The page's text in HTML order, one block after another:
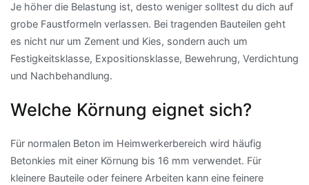
Je höher die Belastung ist, desto weniger solltest du dich auf
grobe Faustformeln verlassen. Bei tragenden Bauteilen geht
es nicht nur um Zement und Kies, sondern auch um
Festigkeitsklasse, Expositionsklasse, Bewehrung, Verdichtung
und Nachbehandlung.
Welche Körnung eignet sich?
Für normalen Beton im Heimwerkerbereich wird häufig
Betonkies mit einer Körnung bis 16 mm verwendet. Für
kleinere Bauteile oder feinere Arbeiten kann eine feinere